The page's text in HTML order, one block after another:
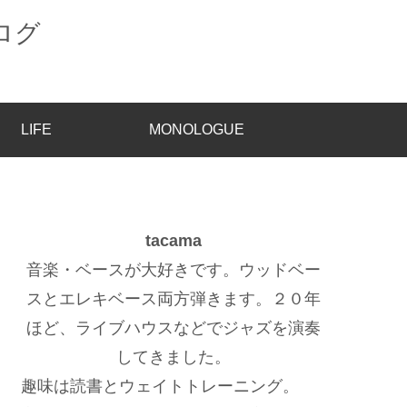
LIFE MONOLOGUE
tacama
音楽・ベースが大好きです。ウッドベー
スとエレキベース両方弾きます。２０年
ほど、ライブハウスなどでジャズを演奏
してきました。
趣味は読書とウェイトトレーニング。